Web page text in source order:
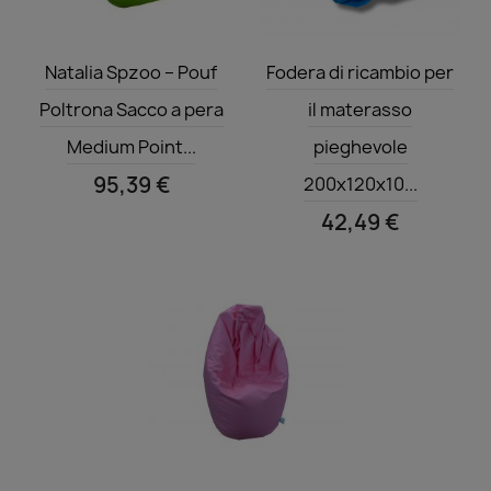
 Anteprima
Natalia Spzoo – Pouf
Poltrona Sacco a pera
Medium Point...
95,39 €
Anteprima
Fodera di ricambio per
il materasso
pieghevole
200x120x10...
42,49 €